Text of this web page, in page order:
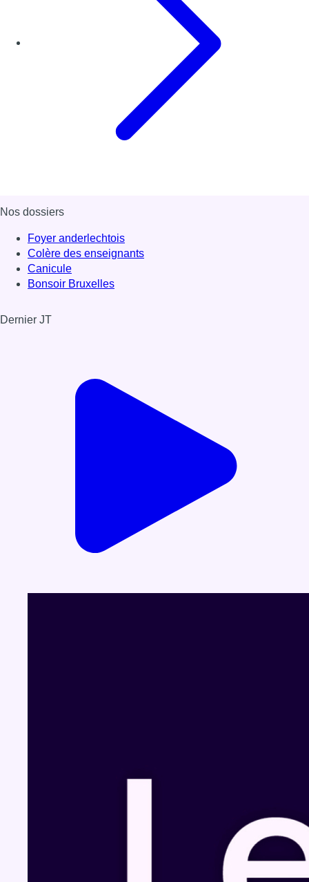
Nos dossiers
Foyer anderlechtois
Colère des enseignants
Canicule
Bonsoir Bruxelles
Dernier JT